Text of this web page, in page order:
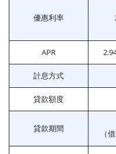
優惠利率
APR
計息方式
貸款額度
貸款期間
（